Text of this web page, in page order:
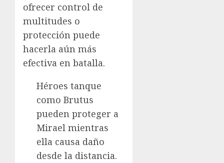
ofrecer control de
multitudes o
protección puede
hacerla aún más
efectiva en batalla.
Héroes tanque
como Brutus
pueden proteger a
Mirael mientras
ella causa daño
desde la distancia.